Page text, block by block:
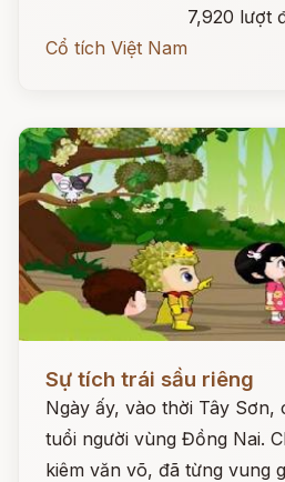
7,920 lượt
Cổ tích Việt Nam
Sự tích trái sầu riêng
Ngày ấy, vào thời Tây Sơn,
tuổi người vùng Đồng Nai.
kiêm văn võ, đã từng vung